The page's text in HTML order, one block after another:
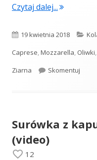
Czytaj dalej..."Szybka
Opublikowano
19 kwietnia 2018
Caprese,Mozzarella, Oliwki,
Ziarna
Skomentuj
Surówka z
(video)
12